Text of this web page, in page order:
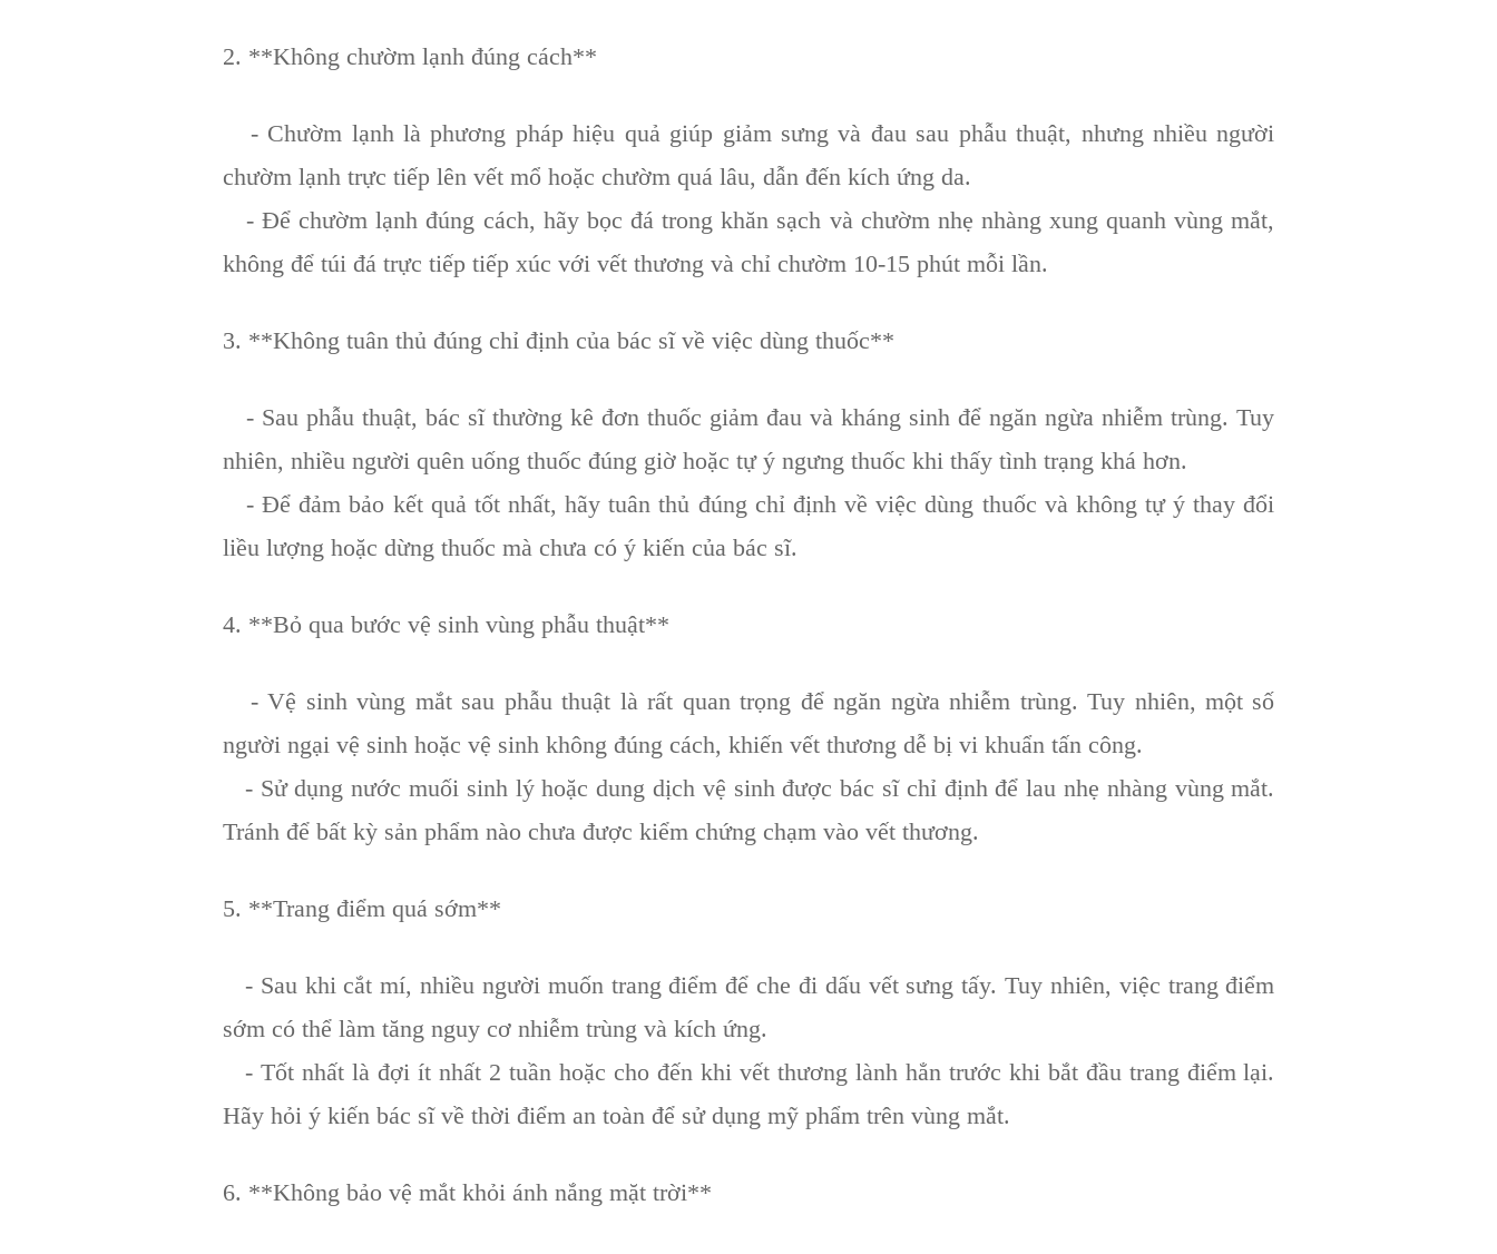
2. **Không chườm lạnh đúng cách**
- Chườm lạnh là phương pháp hiệu quả giúp giảm sưng và đau sau phẫu thuật, nhưng nhiều người
chườm lạnh trực tiếp lên vết mổ hoặc chườm quá lâu, dẫn đến kích ứng da.
- Để chườm lạnh đúng cách, hãy bọc đá trong khăn sạch và chườm nhẹ nhàng xung quanh vùng mắt,
không để túi đá trực tiếp tiếp xúc với vết thương và chỉ chườm 10-15 phút mỗi lần.
3. **Không tuân thủ đúng chỉ định của bác sĩ về việc dùng thuốc**
- Sau phẫu thuật, bác sĩ thường kê đơn thuốc giảm đau và kháng sinh để ngăn ngừa nhiễm trùng. Tuy
nhiên, nhiều người quên uống thuốc đúng giờ hoặc tự ý ngưng thuốc khi thấy tình trạng khá hơn.
- Để đảm bảo kết quả tốt nhất, hãy tuân thủ đúng chỉ định về việc dùng thuốc và không tự ý thay đổi
liều lượng hoặc dừng thuốc mà chưa có ý kiến của bác sĩ.
4. **Bỏ qua bước vệ sinh vùng phẫu thuật**
- Vệ sinh vùng mắt sau phẫu thuật là rất quan trọng để ngăn ngừa nhiễm trùng. Tuy nhiên, một số
người ngại vệ sinh hoặc vệ sinh không đúng cách, khiến vết thương dễ bị vi khuẩn tấn công.
- Sử dụng nước muối sinh lý hoặc dung dịch vệ sinh được bác sĩ chỉ định để lau nhẹ nhàng vùng mắt.
Tránh để bất kỳ sản phẩm nào chưa được kiểm chứng chạm vào vết thương.
5. **Trang điểm quá sớm**
- Sau khi cắt mí, nhiều người muốn trang điểm để che đi dấu vết sưng tấy. Tuy nhiên, việc trang điểm
sớm có thể làm tăng nguy cơ nhiễm trùng và kích ứng.
- Tốt nhất là đợi ít nhất 2 tuần hoặc cho đến khi vết thương lành hẳn trước khi bắt đầu trang điểm lại.
Hãy hỏi ý kiến bác sĩ về thời điểm an toàn để sử dụng mỹ phẩm trên vùng mắt.
6. **Không bảo vệ mắt khỏi ánh nắng mặt trời**